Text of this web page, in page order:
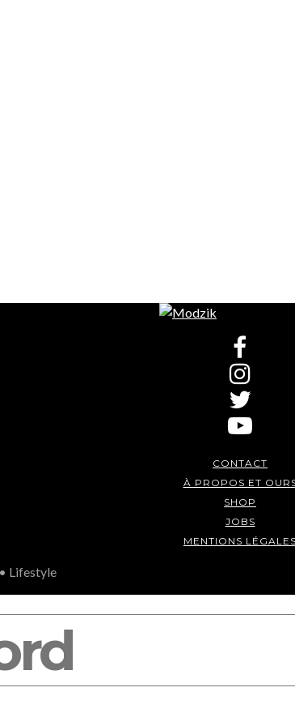
CONTACT
À PROPOS ET
SHOP
JOBS
MENTIONS LÉGALES
Lifestyle